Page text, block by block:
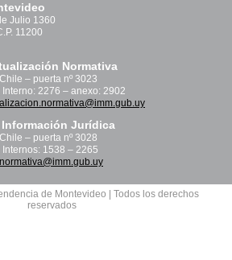
Julio 1360
11200
Normativa
– puerta nº 3023
2276 – anexo: 2902
Jurídica
– puerta nº 3028
1538 – 2265
de Montevideo | Todos los derechos
reservados